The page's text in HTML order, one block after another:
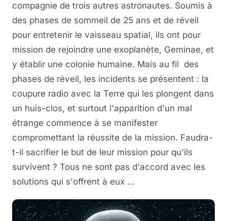
compagnie de trois autres astronautes. Soumis à
des phases de sommeil de 25 ans et de réveil
pour entretenir le vaisseau spatial, ils ont pour
mission de rejoindre une exoplanète, Geminae, et
y établir une colonie humaine. Mais au fil des
phases de réveil, les incidents se présentent : la
coupure radio avec la Terre qui les plongent dans
un huis-clos, et surtout l'apparition d'un mal
étrange commence à se manifester
compromettant la réussite de la mission. Faudra-
t-il sacrifier le but de leur mission pour qu'ils
survivent ? Tous ne sont pas d'accord avec les
solutions qui s'offrent à eux …